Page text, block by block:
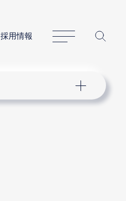
採用情報
サイトマップ